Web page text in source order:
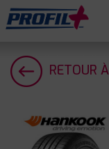
RETOUR